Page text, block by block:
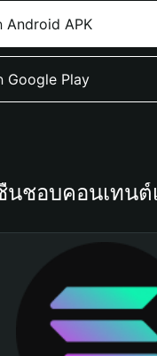
Android APK
Google Play
ชอบคอนเทนต์